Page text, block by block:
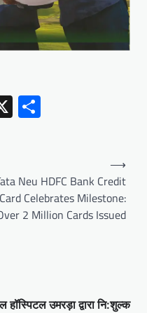
X
Neu HDFC Bank Credit
Card Celebrates Milestone:
2 Million Cards Issued
⟶
हॉस्पिटल उमरड़ा द्वारा नि:शुल्क